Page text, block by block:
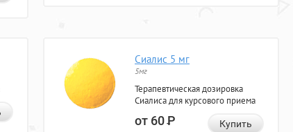
Сиалис 5 мг
5мг
Терапевтическая дозировка
Сиалиса для курсового приема
от 60Р Купить